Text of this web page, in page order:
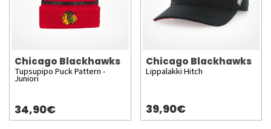
Chicago Blackhawks
Tupsupipo Puck Pattern -
Juniori
34,90€
Chicago Blackhawks
Lippalakki Hitch
39,90€